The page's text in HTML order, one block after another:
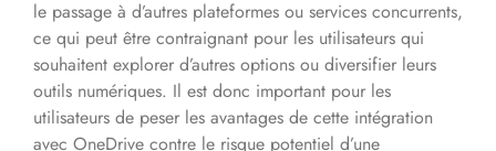
le passage à d’autres plateformes ou services concurrents,
ce qui peut être contraignant pour les utilisateurs qui
souhaitent explorer d’autres options ou diversifier leurs
outils numériques. Il est donc important pour les
utilisateurs de peser les avantages de cette intégration
avec OneDrive contre le risque potentiel d’une